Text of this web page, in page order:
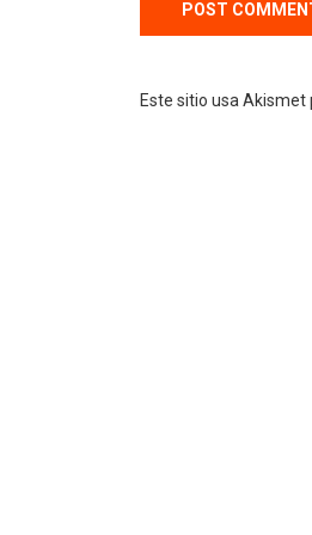
Este sitio usa Akismet